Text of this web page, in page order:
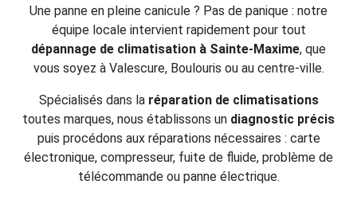
Une panne en pleine canicule ? Pas de panique : notre
équipe locale intervient rapidement pour tout
dépannage de climatisation à Sainte-Maxime, que
vous soyez à Valescure, Boulouris ou au centre-ville.
Spécialisés dans la réparation de climatisations
toutes marques, nous établissons un diagnostic précis
puis procédons aux réparations nécessaires : carte
électronique, compresseur, fuite de fluide, problème de
télécommande ou panne électrique.